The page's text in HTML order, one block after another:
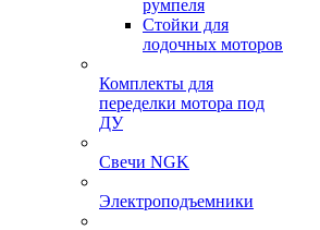
румпеля
Стойки для
лодочных моторов
Комплекты для
переделки мотора под
ДУ
Свечи NGK
Электроподъемники